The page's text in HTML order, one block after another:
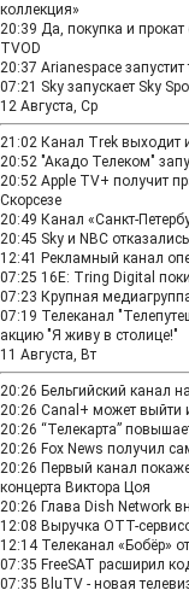
коллекция»
20:39 Да, покупка и
TVOD
20:37 Arianespace
07:21 Sky запускает Sky
12 Августа, Ср
21:02 Канал Trek выходит
20:52 "Акадо Телеком"
20:52 Apple TV+ получит
Скорсезе
20:49 Канал «Санкт-
20:45 Sky и NBC
12:41 Рекламный канал
07:25 16E: Tring Digital
07:23 Крупная
07:19 Телеканал
акцию "Я живу в столице!"
11 Августа, Вт
20:26 Бельгийский канал
20:26 Canal+ может выйти
20:26 “Телекарта”
20:26 Fox News получил
20:26 Первый канал
концерта Виктора Цоя
20:26 Глава Dish Network
12:08 Выручка OTT-
12:14 Телеканал «Бобёр»
07:35 FreeSAT расширил
07:35 BluTV - новая